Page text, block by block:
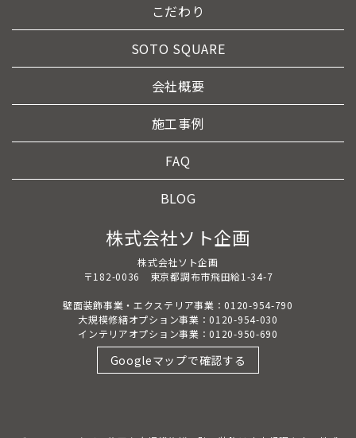
こだわり
SOTO SQUARE
会社概要
施工事例
FAQ
BLOG
株式会社ソト企画
株式会社ソト企画
〒182-0036 東京都調布市飛田給1-34-7
壁面装飾事業・エクステリア事業：0120-954-790
大規模修繕オプション事業：0120-954-030
インテリアオプション事業：0120-950-690
Googleマップで確認する